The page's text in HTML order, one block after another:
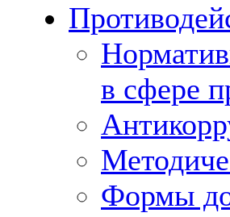
в сфере
Формы